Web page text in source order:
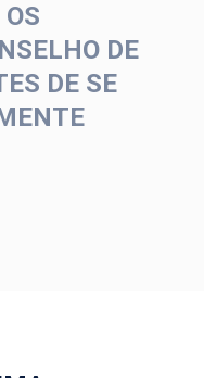
DE
DE SE